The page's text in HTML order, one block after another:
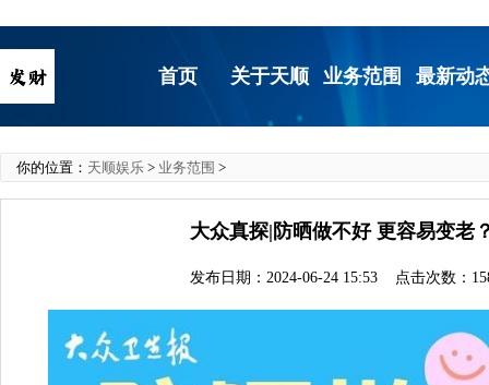
首页 关于天顺 业务范围 最新动
你的位置： 天顺娱乐 > 业务范围 >
大众真探|防晒做不好 更容易变老
发布日期：2024-06-24 15:53 点击次数：